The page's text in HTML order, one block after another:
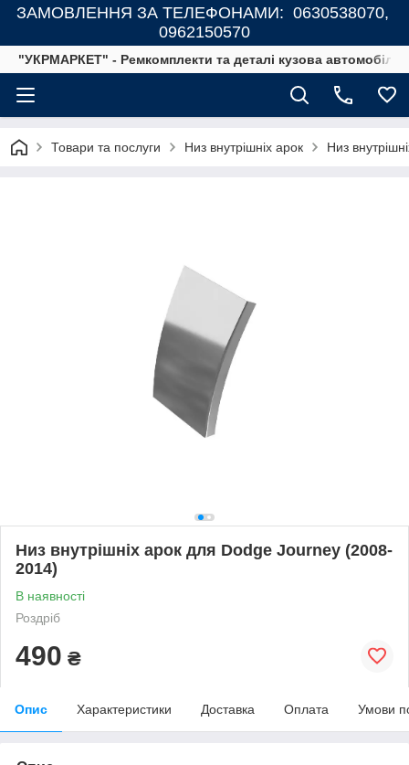
ЗАМОВЛЕННЯ ЗА ТЕЛЕФОНАМИ: 0630538070,
0962150570
"УКРМАРКЕТ" - Ремкомплекти та деталі кузова автомобілів
Товари та послуги Низ внутрішніх арок Низ
Низ внутрішніх арок для Dodge Journey (2008-
2014)
В наявності
Роздріб
490 ₴
Опис Характеристики Доставка Оплата Умови